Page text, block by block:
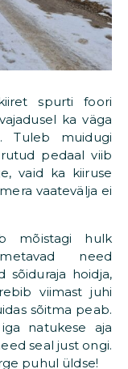
spurti foori
ka väga
Tuleb muidugi
pedaal viib
vaid ka kiiruse
vaatevälja ei
mõistagi hulk
need
sõiduraja hoidja,
viimast juhi
sõitma peab.
natukese aja
seal just ongi.
puhul üldse!